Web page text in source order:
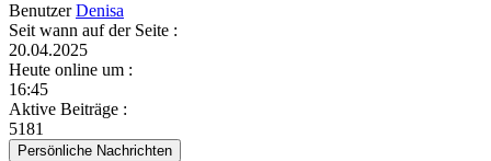
BenutzerDenisa
Seit wann auf der Seite :
20.04.2025
Heute online um :
16:45
Aktive Beiträge :
5181
Persönliche Nachrichten